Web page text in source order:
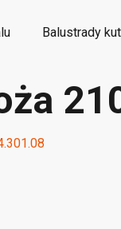
Balustrady
elementy kute